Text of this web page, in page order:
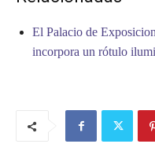
El Palacio de
incorpora un rótulo